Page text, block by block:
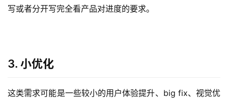
写或者分开写完全看产品对进度的要求。
3. 小优化
这类需求可能是一些较小的用户体验提升、big fix、视觉优